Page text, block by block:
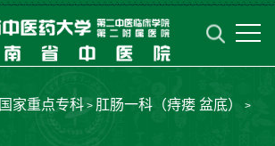
国家重点专科> 肛肠一科（痔瘘 盆底） >